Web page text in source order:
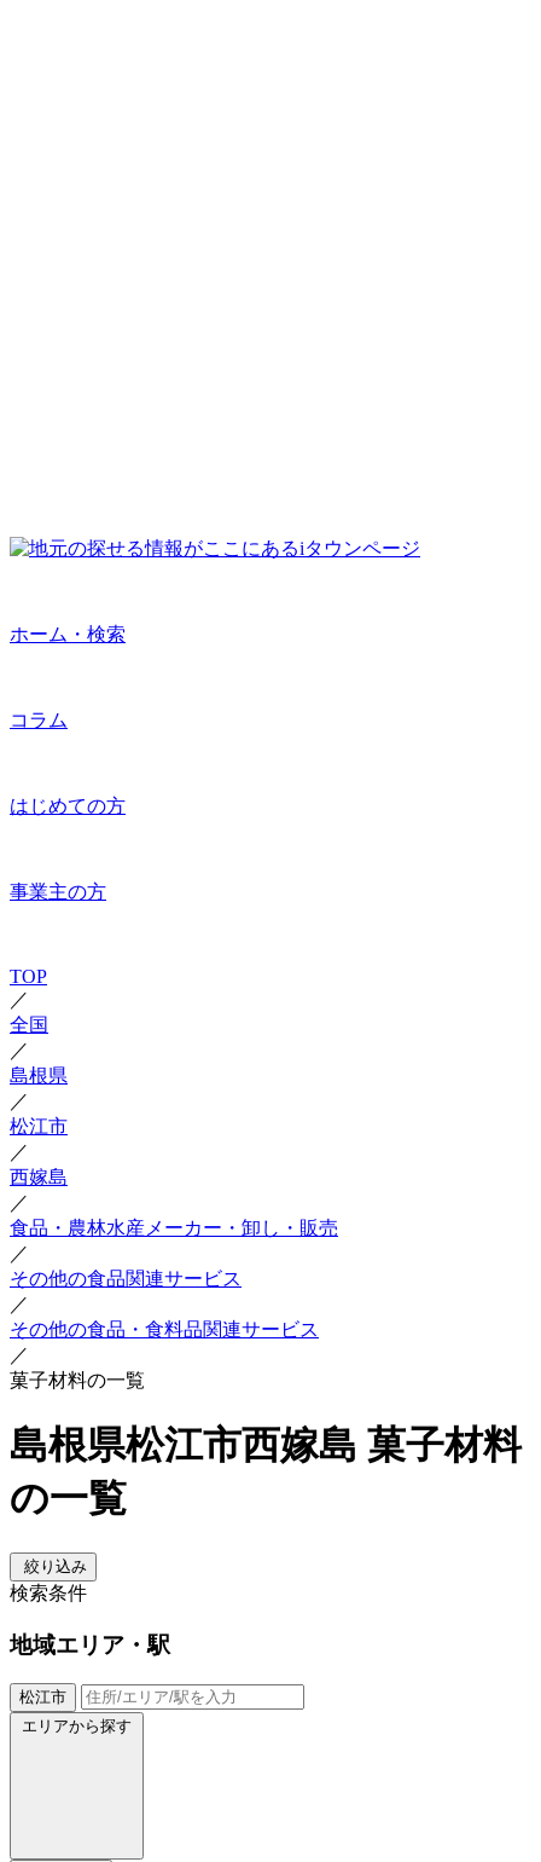
ホーム・検索
コラム
はじめての方
事業主の方
TOP
／
全国
／
島根県
／
松江市
／
西嫁島
／
食品・農林水産メーカー・卸し・販売
／
その他の食品関連サービス
／
その他の食品・食料品関連サービス
／
菓子材料の一覧
島根県松江市西嫁島 菓子材料
の一覧
絞り込み
検索条件
地域エリア・駅
松江市
エリアから探す